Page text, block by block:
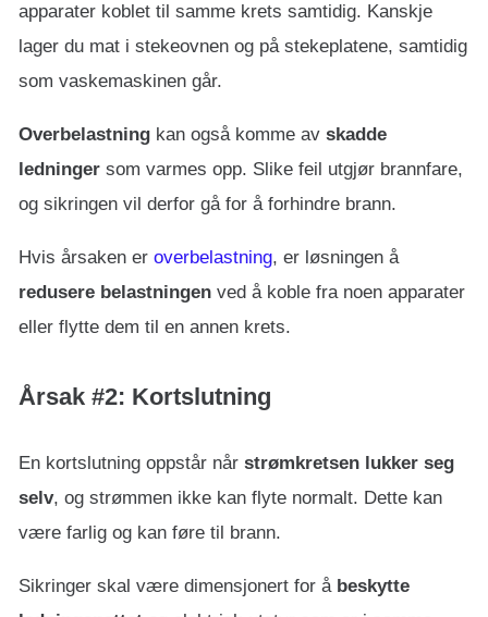
apparater koblet til samme krets samtidig. Kanskje
lager du mat i stekeovnen og på stekeplatene, samtidig
som vaskemaskinen går.
Overbelastning kan også komme av skadde
ledninger som varmes opp. Slike feil utgjør brannfare,
og sikringen vil derfor gå for å forhindre brann.
Hvis årsaken er overbelastning, er løsningen å
redusere belastningen ved å koble fra noen apparater
eller flytte dem til en annen krets.
Årsak #2: Kortslutning
En kortslutning oppstår når strømkretsen lukker seg
selv, og strømmen ikke kan flyte normalt. Dette kan
være farlig og kan føre til brann.
Sikringer skal være dimensjonert for å beskytte